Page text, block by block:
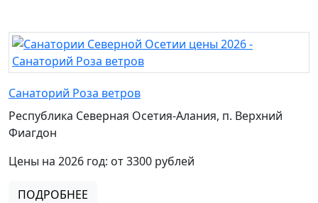
Санаторий Роза ветров
Республика Северная Осетия-Алания, п. Верхний
Фиагдон
Цены на 2026 год: от 3300 рублей
ПОДРОБНЕЕ